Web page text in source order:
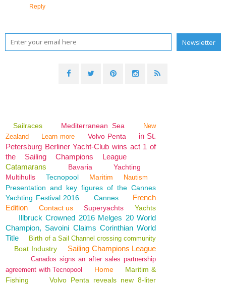
Reply
Sailraces Mediterranean Sea
New
Zealand
Learn more Volvo Penta
in St.
Petersburg Berliner Yacht-Club wins act 1 of
the Sailing Champions League
Catamarans
Bavaria
Yachting
Multihulls
Tecnopool Maritim Nautism
Presentation and key figures of the Cannes
Yachting Festival 2016
Cannes
French
Edition
Contact us Superyachts Yachts
Illbruck Crowned 2016 Melges 20 World
Champion, Savoini Claims Corinthian World
Title
Birth of a Sail Channel crossing community
Boat Industry Sailing Champions League
Canados signs an after sales partnership
agreement with Tecnopool
Home
Maritim &
Fishing
Volvo Penta reveals new 8-liter